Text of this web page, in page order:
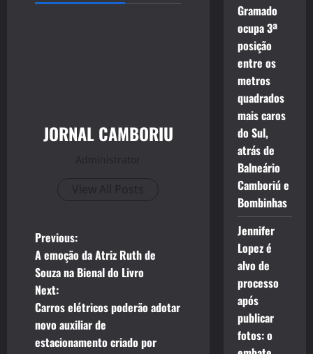
JORNAL CAMBORIU
Administrator
View All Posts
P
o
s
t
Previous:
A emoção da Atriz Ruth de
Souza na Bienal do Livro
Next:
Carros elétricos poderão adotar
novo auxiliar de
estacionamento criado por
Gramado
ocupa 3ª
posição
entre os
metros
quadrados
mais caros
do Sul,
atrás de
Balneário
Camboriú e
Bombinhas
Jennifer
Lopez é
alvo de
processo
após
publicar
fotos: o